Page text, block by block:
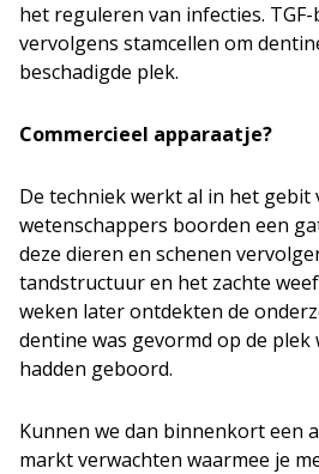
het reguleren van infecties.
vervolgens stamcellen om
beschadigde plek.
Commercieel apparaatje?
De techniek werkt al in het gebit
wetenschappers boorden een
deze dieren en schenen
tandstructuur en het zachte
weken later ontdekten de
dentine was gevormd op de plek
hadden geboord.
Kunnen we dan binnenkort een
markt verwachten waarmee je